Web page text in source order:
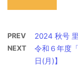
PREV 2024 秋号
NEXT
令和６年度
日(月)】